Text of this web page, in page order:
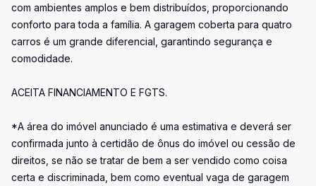
com ambientes amplos e bem distribuídos, proporcionando
conforto para toda a família. A garagem coberta para quatro
carros é um grande diferencial, garantindo segurança e
comodidade.
ACEITA FINANCIAMENTO E FGTS.
*A área do imóvel anunciado é uma estimativa e deverá ser
confirmada junto à certidão de ônus do imóvel ou cessão de
direitos, se não se tratar de bem a ser vendido como coisa
certa e discriminada, bem como eventual vaga de garagem